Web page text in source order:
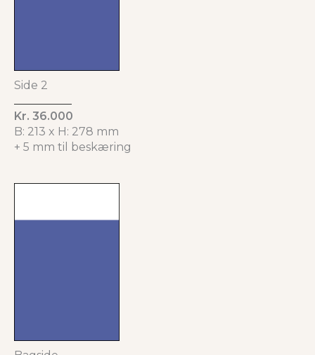
Side 2
Kr. 36.000
B: 213 x H: 278 mm
+ 5 mm til beskæring